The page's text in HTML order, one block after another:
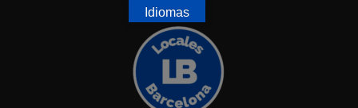
Idiomas